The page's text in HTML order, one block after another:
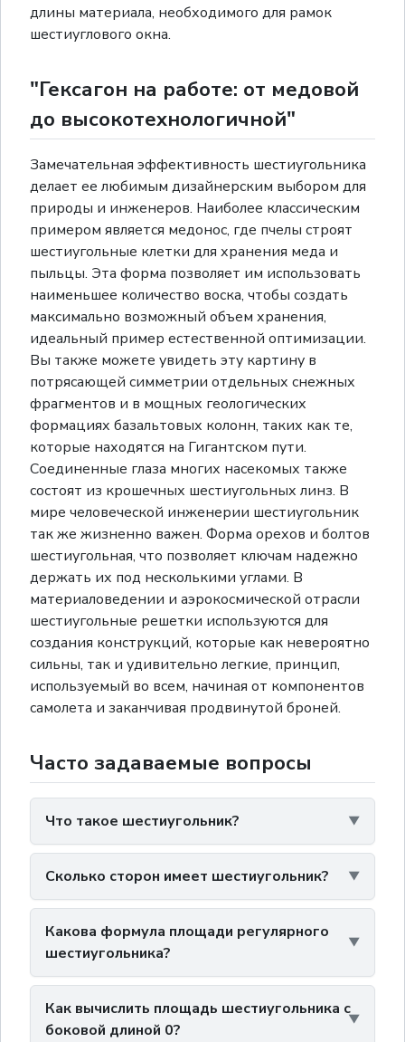
длины материала, необходимого для рамок
шестиуглового окна.
"Гексагон на работе: от медовой
до высокотехнологичной"
Замечательная эффективность шестиугольника
делает ее любимым дизайнерским выбором для
природы и инженеров. Наиболее классическим
примером является медонос, где пчелы строят
шестиугольные клетки для хранения меда и
пыльцы. Эта форма позволяет им использовать
наименьшее количество воска, чтобы создать
максимально возможный объем хранения,
идеальный пример естественной оптимизации.
Вы также можете увидеть эту картину в
потрясающей симметрии отдельных снежных
фрагментов и в мощных геологических
формациях базальтовых колонн, таких как те,
которые находятся на Гигантском пути.
Соединенные глаза многих насекомых также
состоят из крошечных шестиугольных линз. В
мире человеческой инженерии шестиугольник
так же жизненно важен. Форма орехов и болтов
шестиугольная, что позволяет ключам надежно
держать их под несколькими углами. В
материаловедении и аэрокосмической отрасли
шестиугольные решетки используются для
создания конструкций, которые как невероятно
сильны, так и удивительно легкие, принцип,
используемый во всем, начиная от компонентов
самолета и заканчивая продвинутой броней.
Часто задаваемые вопросы
Что такое шестиугольник?
Сколько сторон имеет шестиугольник?
Какова формула площади регулярного
шестиугольника?
Как вычислить площадь шестиугольника с
боковой длиной 0?